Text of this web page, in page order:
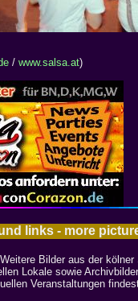
/ www.salsa.at)
links - more
Weitere Bilder aus der kölner
Lokale sowie
Veranstaltungen